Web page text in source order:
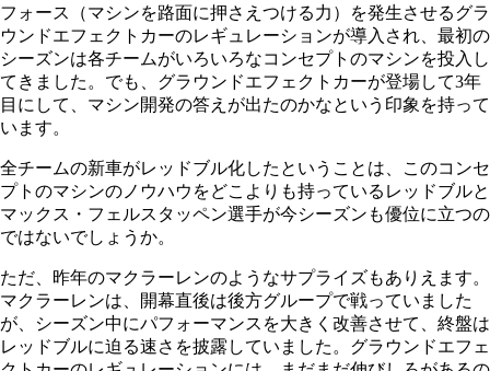
フォース（マシンを路面に押さえつける力）を発生させるグラ
ウンドエフェクトカーのレギュレーションが導入され、最初の
シーズンは各チームがいろいろなコンセプトのマシンを投入し
てきました。でも、グラウンドエフェクトカーが登場して3年
目にして、マシン開発の答えが出たのかなという印象を持って
います。
全チームの新車がレッドブル化したということは、このコンセ
プトのマシンのノウハウをどこよりも持っているレッドブルと
マックス・フェルスタッペン選手が今シーズンも優位に立つの
ではないでしょうか。
ただ、昨年のマクラーレンのようなサプライズもありえます。
マクラーレンは、開幕直後は後方グループで戦っていました
が、シーズン中にパフォーマンスを大きく改善させて、終盤は
レッドブルに迫る速さを披露していました。グラウンドエフェ